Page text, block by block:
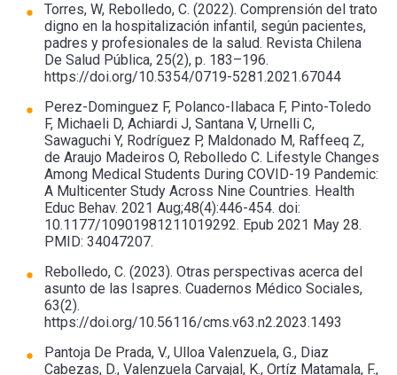
Torres, W, Rebolledo, C. (2022). Comprensión del trato
digno en la hospitalización infantil, según pacientes,
padres y profesionales de la salud. Revista Chilena
De Salud Pública, 25(2), p. 183–196.
https://doi.org/10.5354/0719-5281.2021.67044
Perez-Dominguez F, Polanco-Ilabaca F, Pinto-Toledo
F, Michaeli D, Achiardi J, Santana V, Urnelli C,
Sawaguchi Y, Rodríguez P, Maldonado M, Raffeeq Z,
de Araujo Madeiros O, Rebolledo C. Lifestyle Changes
Among Medical Students During COVID-19 Pandemic:
A Multicenter Study Across Nine Countries. Health
Educ Behav. 2021 Aug;48(4):446-454. doi:
10.1177/10901981211019292. Epub 2021 May 28.
PMID: 34047207.
Rebolledo, C. (2023). Otras perspectivas acerca del
asunto de las Isapres. Cuadernos Médico Sociales,
63(2).
https://doi.org/10.56116/cms.v63.n2.2023.1493
Pantoja De Prada, V., Ulloa Valenzuela, G., Diaz
Cabezas, D., Valenzuela Carvajal, K., Ortíz Matamala, F.,